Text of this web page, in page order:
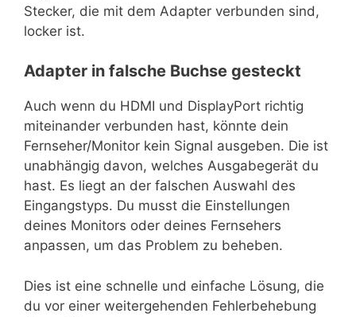
Stecker, die mit dem Adapter verbunden sind,
locker ist.
Adapter in falsche Buchse gesteckt
Auch wenn du HDMI und DisplayPort richtig
miteinander verbunden hast, könnte dein
Fernseher/Monitor kein Signal ausgeben. Die ist
unabhängig davon, welches Ausgabegerät du
hast. Es liegt an der falschen Auswahl des
Eingangstyps. Du musst die Einstellungen
deines Monitors oder deines Fernsehers
anpassen, um das Problem zu beheben.
Dies ist eine schnelle und einfache Lösung, die
du vor einer weitergehenden Fehlerbehebung